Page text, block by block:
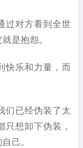
过对方看到全世
是抱怨。
快乐和力量，而
们已经伪装了太
想卸下伪装，
己。